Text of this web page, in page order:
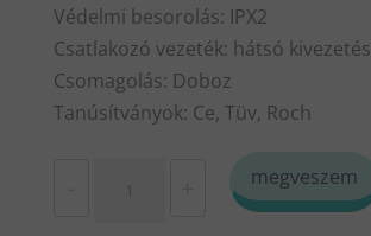
Védelmi besorolás: IPX2
Csatlakozó vezeték: hátsó kivezetés
Csomagolás: Doboz
Tanúsítványok: Ce, Tüv, Roch
megveszem